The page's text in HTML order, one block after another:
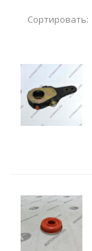
Сортировать: